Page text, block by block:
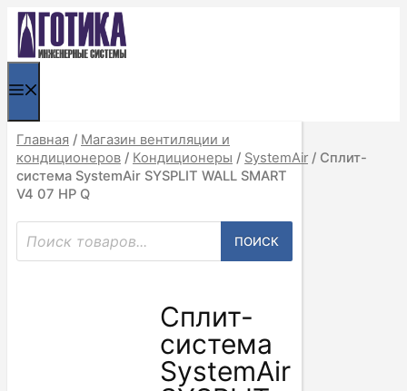
Перейти
содержимому
Главная / Магазин вентиляции и
кондиционеров / Кондиционеры / SystemAir / Сплит-
система SystemAir SYSPLIT WALL SMART
V4 07 HP Q
Поиск
товаров
ПОИСК
Сплит-
система
SystemAir